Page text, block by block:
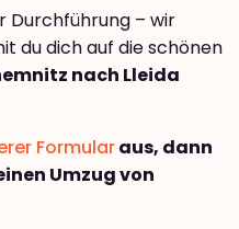
Durchführung – wir
du dich auf die schönen
nach Lleida
Formularaus, dann
Umzug von